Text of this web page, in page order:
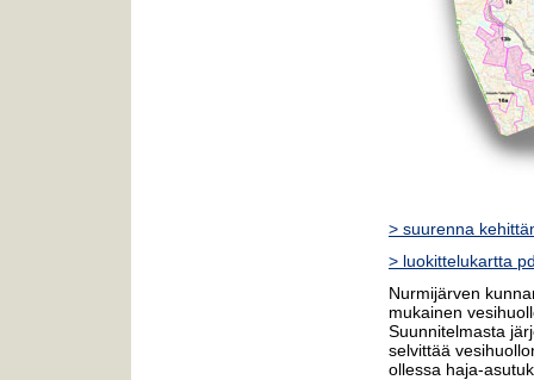
> suurenna
> luokittelukartta
Nurmijärven
mukainen
Suunnitelmasta
selvittää
ollessa haja-